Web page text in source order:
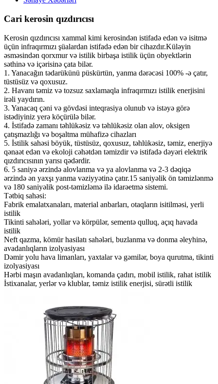
Cari kerosin qızdırıcısı
Kerosin qızdırıcısı xammal kimi kerosindən istifadə edən və isitmə
üçün infraqırmızı şüalardan istifadə edən bir cihazdır.Küləyin
əsməsindən qorxmur və istilik birbaşa istilik üçün obyektlərin
səthinə və içərisinə çata bilər.
1. Yanacağın tədarükünü püskürtün, yanma dərəcəsi 100% -ə çatır,
tüstüsüz və qoxusuz.
2. Havanı təmiz və tozsuz saxlamaqla infraqırmızı istilik enerjisini
irəli yaydırın.
3. Yanacaq çəni və gövdəsi inteqrasiya olunub və istəyə görə
istədiyiniz yerə köçürülə bilər.
4. İstifadə zamanı təhlükəsiz və təhlükəsiz olan alov, oksigen
çatışmazlığı və boşaltma mühafizə cihazları
5. İstilik sahəsi böyük, tüstüsüz, qoxusuz, təhlükəsiz, təmiz, enerjiyə
qənaət edən və ekoloji cəhətdən təmizdir və istifadə dəyəri elektrik
qızdırıcısının yarısı qədərdir.
6. 5 saniyə ərzində alovlanma və ya alovlanma və 2-3 dəqiqə
ərzində ən yaxşı yanma vəziyyətinə çatır.15 saniyəlik ön təmizlənmə
və 180 saniyəlik post-təmizləmə ilə idarəetmə sistemi.
Tətbiq sahəsi:
Fabrik emalatxanaları, material anbarları, otaqların isitilməsi, yerli
istilik
Tikinti sahələri, yollar və körpülər, sementə qulluq, açıq havada
istilik
Neft qazma, kömür hasilatı sahələri, buzlanma və donma əleyhinə,
avadanlıqların izolyasiyası
Dəmir yolu hava limanları, yaxtalar və gəmilər, boya qurutma, tikinti
izolyasiyası
Hərbi maşın avadanlıqları, komanda çadırı, mobil istilik, rahat istilik
İstixanalar, yerlər və klublar, təmiz istilik enerjisi, sürətli istilik